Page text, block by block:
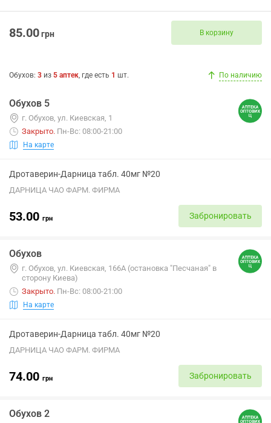
85.00грн В корзину
Обухов: 3 из 5 аптек, где есть 1 шт. По наличию
Обухов 5
г. Обухов, ул. Киевская, 1
Закрыто. Пн-Вс: 08:00-21:00
На карте
Дротаверин-Дарница табл. 40мг №20
ДАРНИЦА ЧАО ФАРМ. ФИРМА
53.00 грн Забронировать
Обухов
г. Обухов, ул. Киевская, 166А (остановка "Песчаная" в
сторону Киева)
Закрыто. Пн-Вс: 08:00-21:00
На карте
Дротаверин-Дарница табл. 40мг №20
ДАРНИЦА ЧАО ФАРМ. ФИРМА
74.00 грн Забронировать
Обухов 2